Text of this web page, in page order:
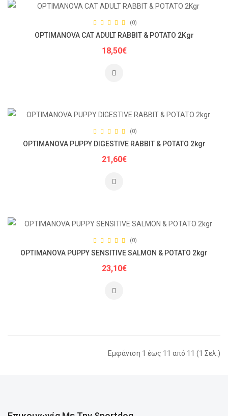
(0)
OPTIMANOVA CAT ADULT RABBIT & POTATO 2Kgr
18,50€
(0)
OPTIMANOVA PUPPY DIGESTIVE RABBIT & POTATO 2kgr
21,60€
(0)
OPTIMANOVA PUPPY SENSITIVE SALMON & POTATO 2kgr
23,10€
Εμφάνιση 1 έως 11 από 11 (1 Σελ.)